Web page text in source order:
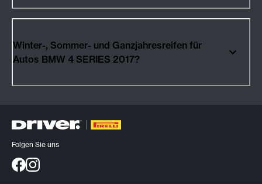
Winter-, Sommer- und Ganzjahresreifen für
Autos BMW 4 SERIES 2017?
Folgen Sie uns